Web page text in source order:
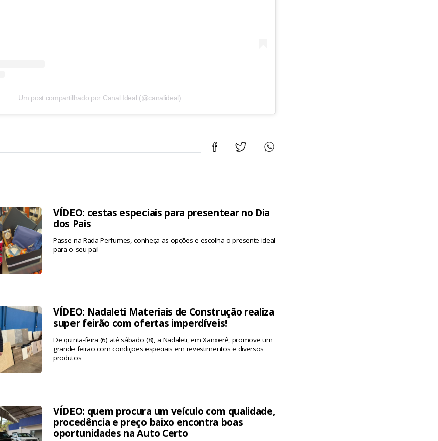
Um post compartilhado por Canal Ideal (@canalideal)
VÍDEO: cestas especiais para presentear no Dia
dos Pais
Passe na Rada Perfumes, conheça as opções e escolha o presente ideal
para o seu pai!
VÍDEO: Nadaleti Materiais de Construção realiza
super feirão com ofertas imperdíveis!
De quinta-feira (6) até sábado (8), a Nadaleti, em Xanxerê, promove um
grande feirão com condições especiais em revestimentos e diversos
produtos
VÍDEO: quem procura um veículo com qualidade,
procedência e preço baixo encontra boas
oportunidades na Auto Certo